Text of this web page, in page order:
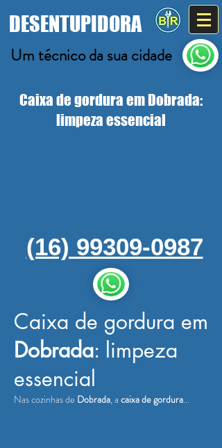
DESENTUPIDORA
Um técnico da sua cidade
Caixa de gordura em Dobrada:
limpeza essencial
(16) 99309-0987
Caixa de gordura em
Dobrada: limpeza
essencial
Nas cozinhas de Dobrada, a caixa de gordura...